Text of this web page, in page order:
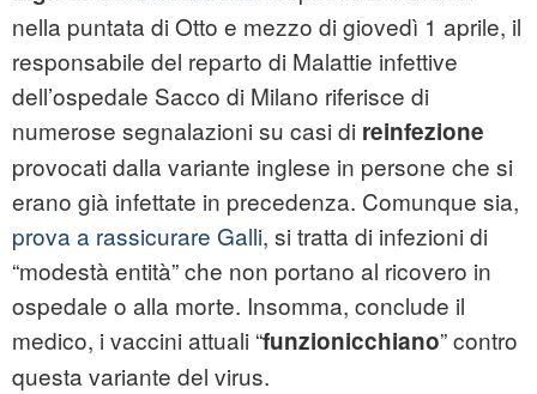
nella puntata di Otto e mezzo di giovedì 1 aprile, il
responsabile del reparto di Malattie infettive
dell’ospedale Sacco di Milano riferisce di
numerose segnalazioni su casi di reinfezione
provocati dalla variante inglese in persone che si
erano già infettate in precedenza. Comunque sia,
prova a rassicurare Galli, si tratta di infezioni di
“modestà entità” che non portano al ricovero in
ospedale o alla morte. Insomma, conclude il
medico, i vaccini attuali “funzionicchiano” contro
questa variante del virus.